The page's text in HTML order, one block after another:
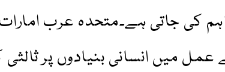
کی جاتی ہے۔متحدہ عرب
میں انسانی بنیادوں پر ثالثی